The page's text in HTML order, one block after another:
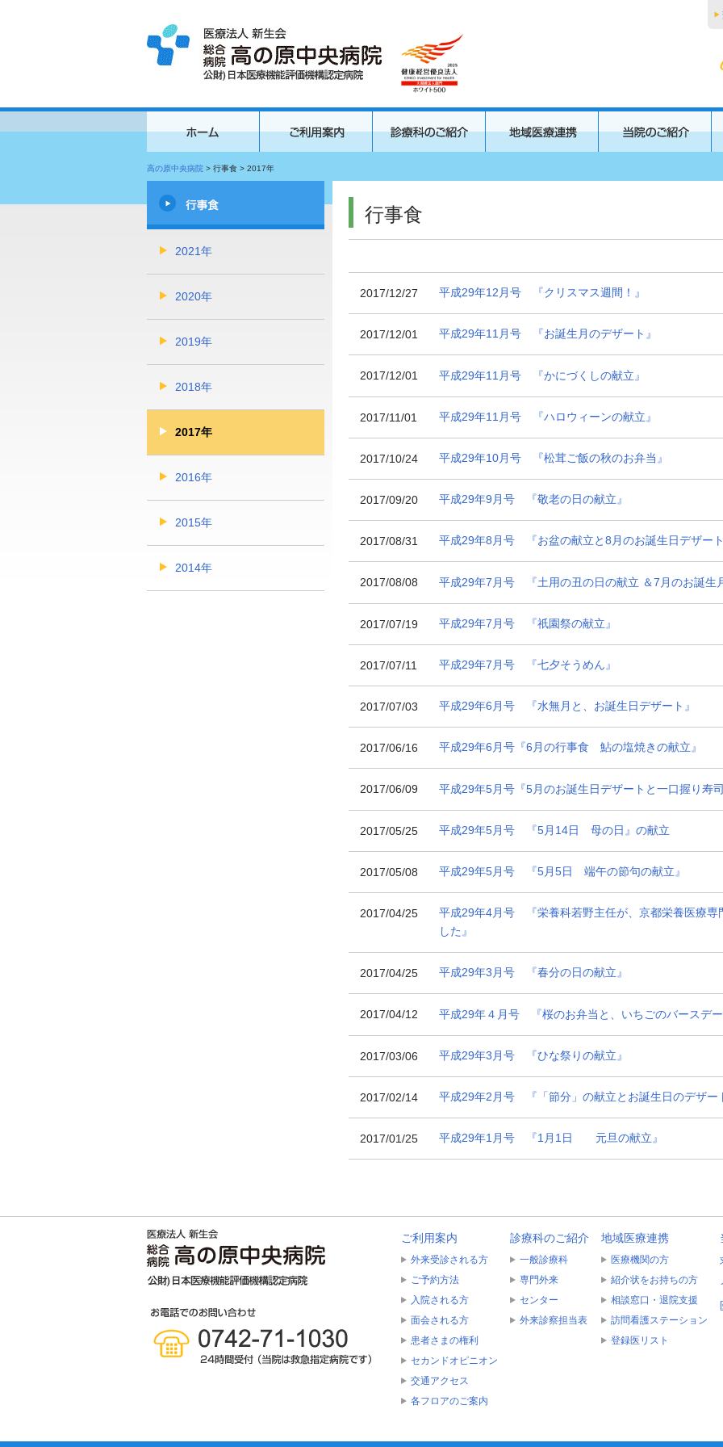
高の原中央病院 > 行事食 > 2017年
行事食
2017/12/27 平成29年12月号 『クリスマス週間！』
2017/12/01 平成29年11月号 『お誕生月のデザート』
2017/12/01 平成29年11月号 『かにづくしの献立』
2017/11/01 平成29年11月号 『ハロウィーンの献立』
2017/10/24 平成29年10月号 『松茸ご飯の秋のお弁当』
2017/09/20 平成29年9月号 『敬老の日の献立』
2017/08/31 平成29年8月号 『お盆の献立と8月のお誕生日デザート
2017/08/08 平成29年7月号 『土用の丑の日の献立 ＆7月のお誕生
2017/07/19 平成29年7月号 『祇園祭の献立』
2017/07/11 平成29年7月号 『七夕そうめん』
2017/07/03 平成29年6月号 『水無月と、お誕生日デザート』
2017/06/16 平成29年6月号『6月の行事食 鮎の塩焼きの献立』
2017/06/09 平成29年5月号『5月のお誕生日デザートと一口握り寿司
2017/05/25 平成29年5月号 『5月14日 母の日』の献立
2017/05/08 平成29年5月号 『5月5日 端午の節句の献立』
2017/04/25
平成29年4月号 『栄養科若野主任が、京都栄養医療専
した』
2017/04/25 平成29年3月号 『春分の日の献立』
2017/04/12 平成29年４月号 『桜のお弁当と、いちごのバースデー
2017/03/06 平成29年3月号 『ひな祭りの献立』
2017/02/14 平成29年2月号 『「節分」の献立とお誕生日のデザー
2017/01/25 平成29年1月号 『1月1日 元旦の献立』
2021年
2020年
2019年
2018年
2017年
2016年
2015年
2014年
ご利用案内
外来受診される方
ご予約方法
入院される方
面会される方
患者さまの権利
セカンドオピニオン
交通アクセス
各フロアのご案内
診療科のご紹介
一般診療科
専門外来
センター
外来診察担当表
地域医療連携
医療機関の方
紹介状をお持ちの方
相談窓口・退院支援
訪問看護ステーション
登録医リスト